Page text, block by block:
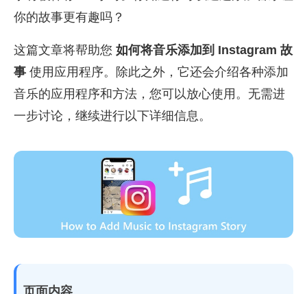
你的故事更有趣吗？
这篇文章将帮助您 如何将音乐添加到 Instagram 故
事 使用应用程序。除此之外，它还会介绍各种添加
音乐的应用程序和方法，您可以放心使用。无需进
一步讨论，继续进行以下详细信息。